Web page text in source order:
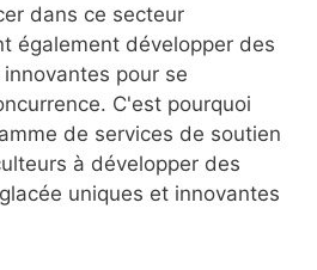
dans ce secteur
également développer des
pour se
C'est pourquoi
de services de soutien
à développer des
uniques et innovantes